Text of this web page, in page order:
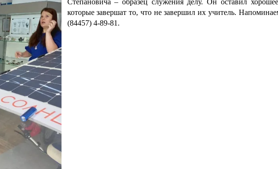
Степановича – образец служения делу. Он оставил
которые завершат то, что не завершил их учитель.
(84457) 4-89-81.